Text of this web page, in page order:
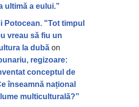
ultimă a eului.”
Potocean. "Tot timpul
vreau să fiu un
la dubă on
regizoare:
conceptul de
înseamnă național
multiculturală?”